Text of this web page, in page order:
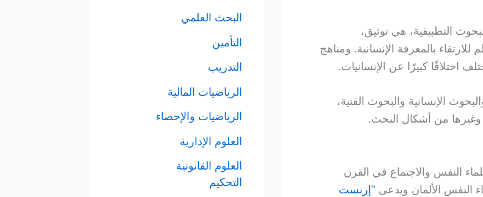
التطبيقية، هي توثيق،
بالمعرفة الإنسانية. ومناهج
اختلافًا كبيرًا عن الإنسانيات.
الإنسانية والبحوث الفنية،
وغيرها من أشكال البحث.
النفس والاجتماع في القرن
النفس الألمان ويدعى “إرنست
البحث العلمي
التأمين
التدريب
الرياضيات المالية
الرياضيات والإحصاء
العلوم الإدارية
العلوم القانونية
التحكيم